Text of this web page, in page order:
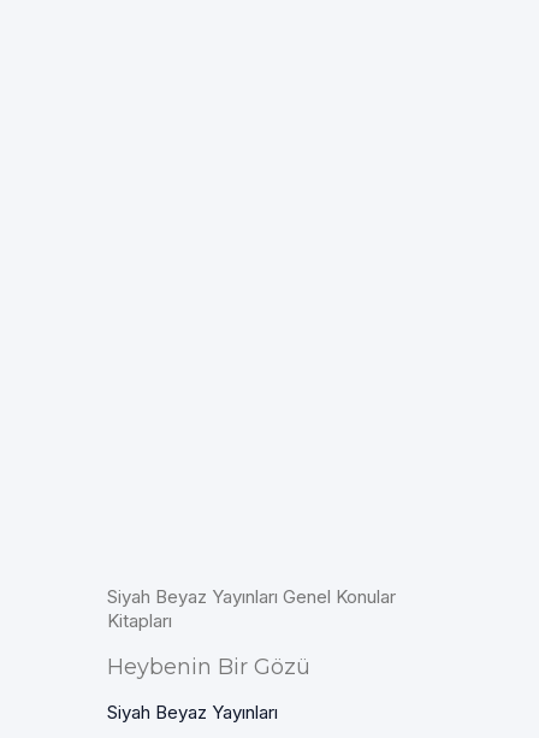
Siyah Beyaz Yayınları Genel Konular
Kitapları
Heybenin Bir Gözü
Siyah Beyaz Yayınları